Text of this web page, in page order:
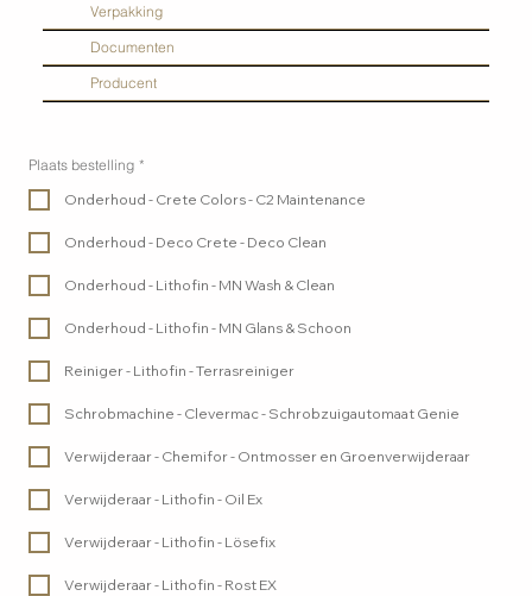
Verpakking
Documenten
Producent
Plaats bestelling *
Onderhoud - Crete Colors - C2 Maintenance
Onderhoud - Deco Crete - Deco Clean
Onderhoud - Lithofin - MN Wash & Clean
Onderhoud - Lithofin - MN Glans & Schoon
Reiniger - Lithofin - Terrasreiniger
Schrobmachine - Clevermac - Schrobzuigautomaat Genie
Verwijderaar - Chemifor - Ontmosser en Groenverwijderaar
Verwijderaar - Lithofin - Oil Ex
Verwijderaar - Lithofin - Lösefix
Verwijderaar - Lithofin - Rost EX